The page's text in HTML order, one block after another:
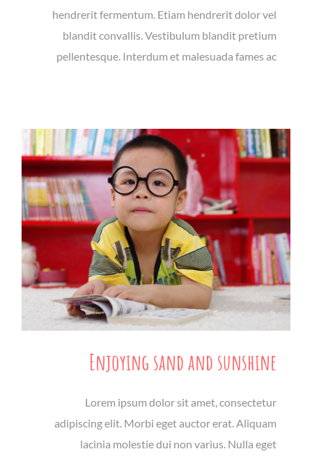
hendrerit fermentum. Etiam hendrerit dolor vel
blandit convallis. Vestibulum blandit pretium
pellentesque. Interdum et malesuada fames ac
Enjoying sand and sunshine
Lorem ipsum dolor sit amet, consectetur
adipiscing elit. Morbi eget auctor erat. Aliquam
lacinia molestie dui non varius. Nulla eget